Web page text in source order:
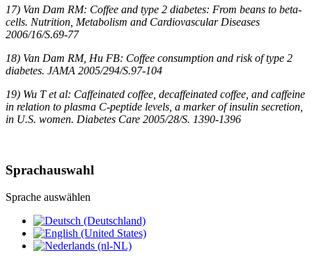
17) Van Dam RM: Coffee and type 2 diabetes: From beans to beta-
cells. Nutrition, Metabolism and Cardiovascular Diseases
2006/16/S.69-77
18) Van Dam RM, Hu FB: Coffee consumption and risk of type 2
diabetes. JAMA 2005/294/S.97-104
19) Wu T et al: Caffeinated coffee, decaffeinated coffee, and caffeine
in relation to plasma C-peptide levels, a marker of insulin secretion,
in U.S. women. Diabetes Care 2005/28/S. 1390-1396
Sprachauswahl
Sprache auswählen